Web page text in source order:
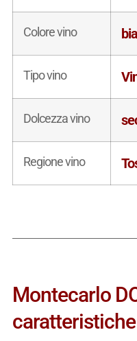
Colore vino
Tipo vino
Dolcezza vino
Regione vino
Montecarlo